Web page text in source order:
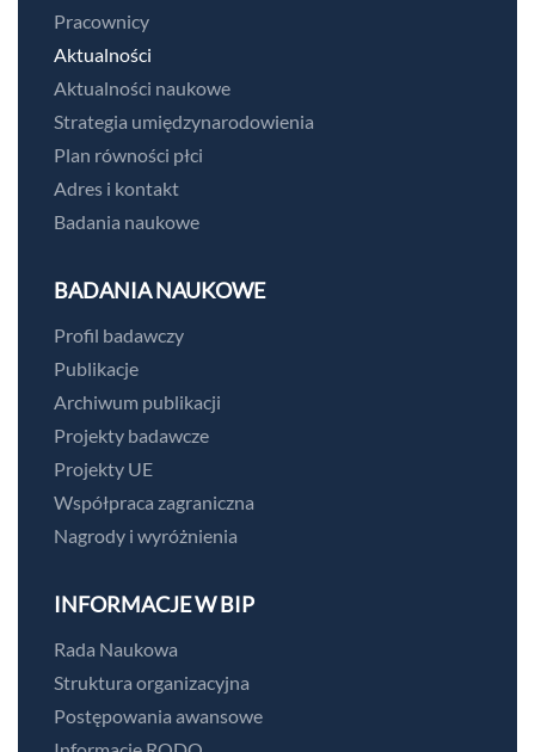
Pracownicy
Aktualności
Aktualności naukowe
Strategia umiędzynarodowienia
Plan równości płci
Adres i kontakt
Badania naukowe
BADANIA NAUKOWE
Profil badawczy
Publikacje
Archiwum publikacji
Projekty badawcze
Projekty UE
Współpraca zagraniczna
Nagrody i wyróżnienia
INFORMACJE W BIP
Rada Naukowa
Struktura organizacyjna
Postępowania awansowe